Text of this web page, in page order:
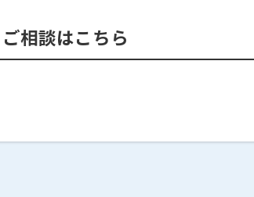
相談はこちら